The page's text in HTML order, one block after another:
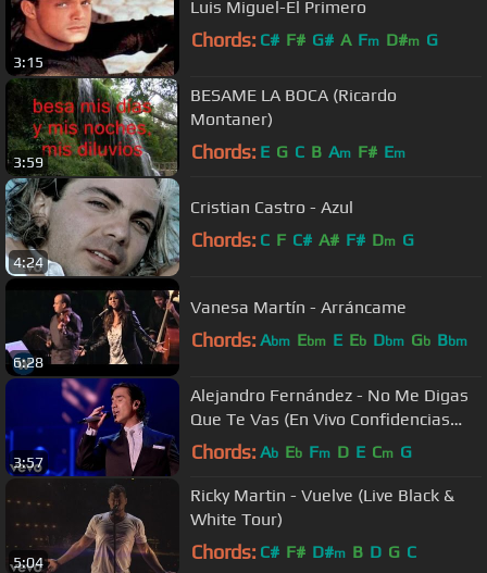
3:15
Luis Miguel-El Primero
Chords: C# F# G# A Fm D#m G
3:59
BESAME LA BOCA (Ricardo
Montaner)
Chords: E G C B Am F# Em
4:24
Cristian Castro - Azul
Chords: C F C# A# F# Dm G
6:28
Vanesa Martín - Arráncame
Chords: Abm Ebm E Eb Dbm Gb Bbm
3:57
Alejandro Fernández - No Me Digas
Que Te Vas (En Vivo Confidencias
Reales)
Chords: Ab Eb Fm D E Cm G
5:04
Ricky Martin - Vuelve (Live Black &
White Tour)
Chords: C# F# D#m B D G C